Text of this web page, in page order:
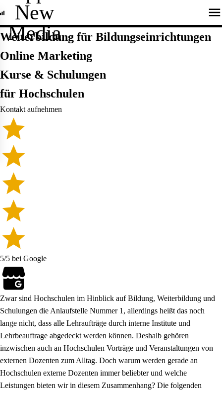
New
Media
Weiterbildung für Bildungseinrichtungen
Online Marketing
Kurse & Schulungen
für Hochschulen
Kontakt aufnehmen
5/5 bei Google
Zwar sind Hochschulen im Hinblick auf Bildung, Weiterbildung und
Schulungen die Anlaufstelle Nummer 1, allerdings heißt das noch
lange nicht, dass alle Lehraufträge durch interne Institute und
Lehrbeauftrage abgedeckt werden können. Deshalb gehören
inzwischen auch an Hochschulen Vorträge und Veranstaltungen von
externen Dozenten zum Alltag. Doch warum werden gerade an
Hochschulen externe Dozenten immer beliebter und welche
Leistungen bieten wir in diesem Zusammenhang? Die folgenden